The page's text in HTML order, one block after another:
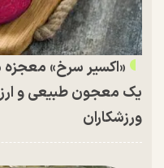
«اکسیر سرخ» معجزه
یک معجون طبیعی و
ورزشکاران